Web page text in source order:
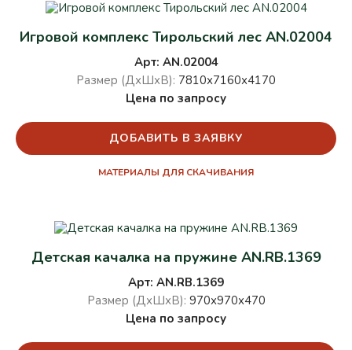
Игровой комплекс Тирольский лес AN.02004
Арт: AN.02004
Размер (ДхШхВ): 7810х7160х4170
Цена по запросу
ДОБАВИТЬ В ЗАЯВКУ
МАТЕРИАЛЫ ДЛЯ СКАЧИВАНИЯ
Детская качалка на пружине AN.RB.1369
Арт: AN.RB.1369
Размер (ДхШхВ): 970х970х470
Цена по запросу